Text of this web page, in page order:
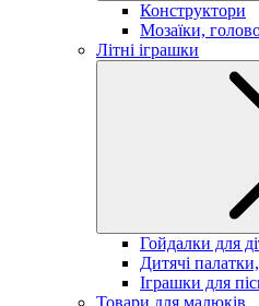
Конструктори
Мозаїки,
Літні іграшки
Гойдалки для
Дитячі
Іграшки для
Товари для малюків